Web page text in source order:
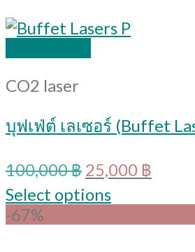
CO2 laser
บุฟเฟ่ต์ เลเซอร์ (Buffet
100,000฿ Original
was:
100,000 ฿.
25,000 ฿
is:
Select options
-67%